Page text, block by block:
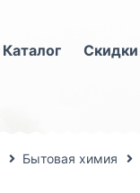
Каталог Скидки
Бытовая химия